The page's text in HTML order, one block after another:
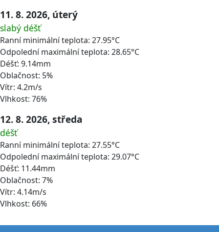
11. 8. 2026, úterý
slabý déšť
Ranní minimální teplota: 27.95°C
Odpolední maximální teplota: 28.65°C
Déšť: 9.14mm
Oblačnost: 5%
Vítr: 4.2m/s
Vlhkost: 76%
12. 8. 2026, středa
déšť
Ranní minimální teplota: 27.55°C
Odpolední maximální teplota: 29.07°C
Déšť: 11.44mm
Oblačnost: 7%
Vítr: 4.14m/s
Vlhkost: 66%